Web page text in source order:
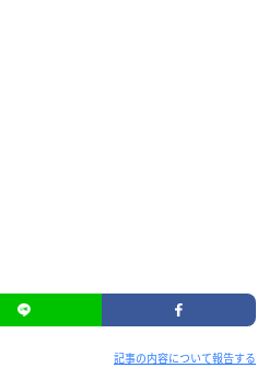
記事の内容について報告する